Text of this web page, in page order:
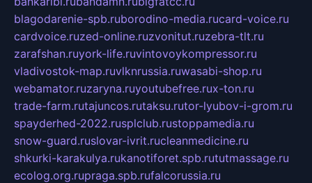
blagodarenie-spb.ruborodino-media.rucard-voice.ru
cardvoice.ruzed-online.ruzvonitut.ruzebra-tlt.ru
zarafshan.ruyork-life.ruvintovoykompressor.ru
vladivostok-map.ruvlknrussia.ruwasabi-shop.ru
webamator.ruzaryna.ruyoutubefree.rux-ton.ru
trade-farm.rutajuncos.rutaksu.rutor-lyubov-i-grom.ru
spayderhed-2022.rusplclub.rustoppamedia.ru
snow-guard.ruslovar-ivrit.rucleanmedicine.ru
shkurki-karakulya.rukanotiforet.spb.rututmassage.ru
ecolog.org.rupraga.spb.rufalcorussia.ru